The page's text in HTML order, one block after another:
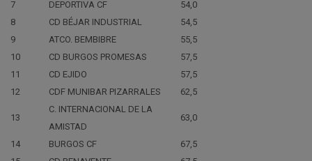
7
DEPORTIVA CF
54,0
8
CD BÉJAR INDUSTRIAL
54,5
9
ATCO. BEMBIBRE
55,5
10
CD BURGOS PROMESAS
57,5
11
CD EJIDO
57,5
12
CDF MUNIBAR PIZARRALES 62,5
13
C. INTERNACIONAL DE LA
AMISTAD
63,0
14 BURGOS CF
67,5